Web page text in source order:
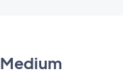
Medium